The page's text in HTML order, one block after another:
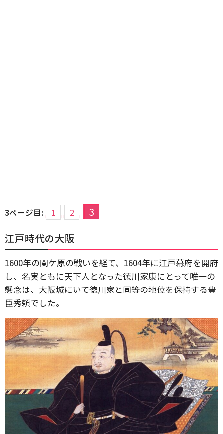
3ページ目: 1 2 3
江戸時代の大阪
1600年の関ケ原の戦いを経て、1604年に江戸幕府を開府
し、名実ともに天下人となった徳川家康にとって唯一の
懸念は、大阪城にいて徳川家と同等の地位を保持する豊
臣秀頼でした。